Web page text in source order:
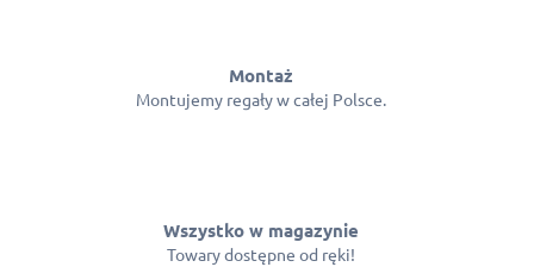
Montaż
Montujemy regały w całej Polsce.
Wszystko w magazynie
Towary dostępne od ręki!